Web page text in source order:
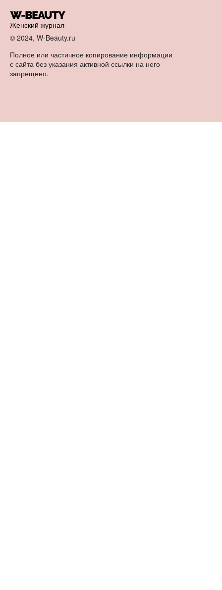
Женский журнал
© 2024, W-Beauty.ru
Полное или частичное копирование информации
с сайта без указания активной ссылки на него
запрещено.